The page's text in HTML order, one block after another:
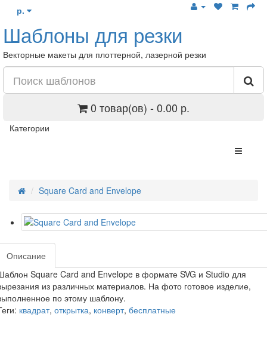
р.
Шаблоны для резки
Векторные макеты для плоттерной, лазерной резки
0 товар(ов) - 0.00 р.
Категории
Square Card and Envelope
Описание
Square Card and Envelope в формате SVG и Studio для
из различных материалов. На фото готовое изделие,
по этому шаблону.
квадрат, открытка, конверт, бесплатные